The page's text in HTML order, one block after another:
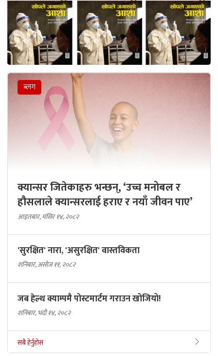
ब्लग
क्यान्सर जितेकाहरु भन्छन्, ‘उच्च मनोबल र
हौसलाले क्यान्सरलाई हराए र नयाँ जीवन पाए’
आइतबार, मंसिर १४, २०८२
'सुरक्षित' नारा, 'असुरक्षित' वास्तविकता
शनिबार, असोज ११, २०८२
जब हेल्थ क्याम्पमै पोस्टमार्टम गराउन खोजियो!
शनिबार, भदौ १४, २०८२
सबै हेर्नुहोस